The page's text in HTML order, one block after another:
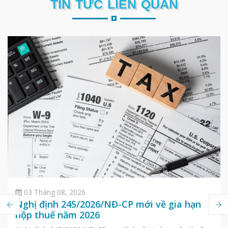
TIN TỨC LIÊN QUAN
03 Tháng 08, 2026
Nghị định 245/2026/NĐ-CP mới về gia hạn
nộp thuế năm 2026